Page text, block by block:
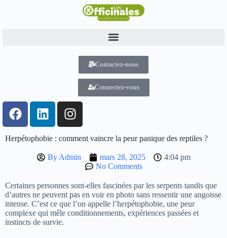
Contactez-nous
Connectez-vous
Herpétophobie : comment vaincre la peur panique des reptiles ?
ByAdmin mars 28, 2025
4:04 pm
No Comments
Certaines personnes sont-elles fascinées par les serpents tandis que
d’autres ne peuvent pas en voir en photo sans ressentir une angoisse
intense. C’est ce que l’on appelle l’herpétophobie, une peur
complexe qui mêle conditionnements, expériences passées et
instincts de survie.